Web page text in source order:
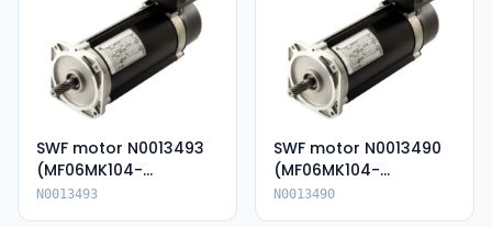
SWF motor N0013493
(MF06MK104-
136P85054-KIP66)
N0013493
SWF motor N0013490
(MF06MK104-
136P85054E-IP66)
N0013490